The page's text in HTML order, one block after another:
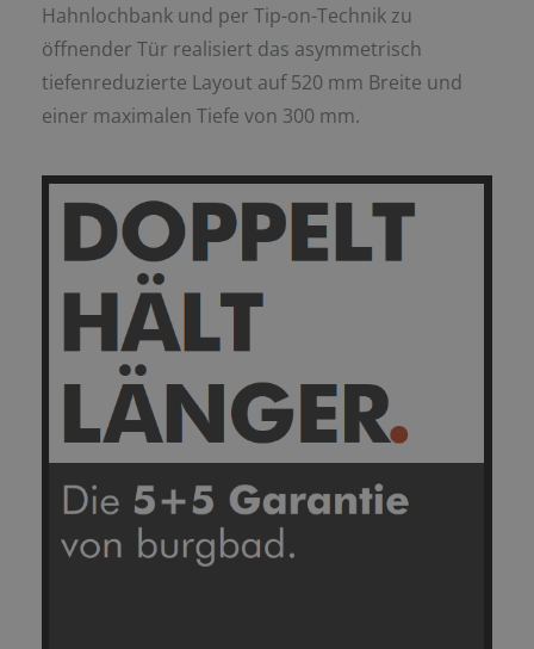
Hahnlochbank und per Tip-on-Technik zu
öffnender Tür realisiert das asymmetrisch
tiefenreduzierte Layout auf 520 mm Breite und
einer maximalen Tiefe von 300 mm.